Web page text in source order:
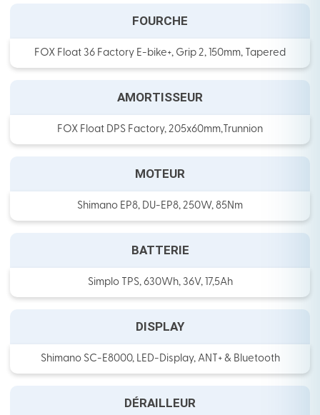
FOURCHE
FOX Float 36 Factory E-bike+, Grip 2, 150mm, Tapered
AMORTISSEUR
FOX Float DPS Factory, 205x60mm,Trunnion
MOTEUR
Shimano EP8, DU-EP8, 250W, 85Nm
BATTERIE
Simplo TPS, 630Wh, 36V, 17,5Ah
DISPLAY
Shimano SC-E8000, LED-Display, ANT+ & Bluetooth
DÉRAILLEUR